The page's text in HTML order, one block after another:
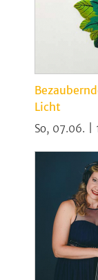
Licht
So, 07.06. |